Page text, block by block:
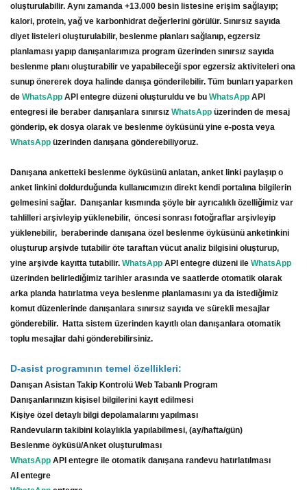
oluşturulabilir. Aynı zamanda +13.000 besin listesine erişim sağlayıp;
kalori, protein, yağ ve karbonhidrat değerlerini görülür. Sınırsız sayıda
diyet listeleri oluşturulabilir, beslenme planları sağlanıp, egzersiz
planlaması yapıp danışanlarımıza program üzerinden sınırsız sayıda
beslenme planı oluşturabilir ve yapabileceği spor egzersiz aktiviteleri ona
sunup önererek doya halinde danışa gönderilebilir. Tüm bunları yaparken
de WhatsApp API entegre düzeni oluşturuldu ve bu WhatsApp API
entegresi ile beraber danışanlara sınırsız WhatsApp üzerinden de mesaj
gönderip, ek dosya olarak ve beslenme öyküsünü yine e-posta veya
WhatsApp üzerinden danışana gönderebiliyoruz.
Danışana anketteki beslenme öyküsünü anlatan, anket linki paylaşıp o
anket linkini doldurduğunda kullanıcımızın direkt kendi portalına bilgilerin
gelmesini sağlar. Danışanlar kısmında şöyle bir ayrıcalıklı özelliğimiz var
tahlilleri arşivleyip yüklenebilir, öncesi sonrası fotoğraflar arşivleyip
yüklenebilir, beraberinde danışana özel beslenme öyküsünü anketinkini
oluşturup arşivde tutabilir öte taraftan vücut analiz bilgisini oluşturup,
yine arşivde kayıtta tutabilir. WhatsApp API entegre düzeni ile WhatsApp
üzerinden belirlediğimiz tarihler arasında ve saatlerde otomatik olarak
arka planda hatırlatma veya beslenme planlamasını ya da istediğimiz
komut düzenlerinde danışanlara sınırsız sayıda ve sürekli mesajlar
gönderebilir. Hatta sistem üzerinden kayıtlı olan danışanlara otomatik
toplu mesajlar dahi gönderebilirsiniz.
D-asist programının temel özellikleri:
Danışan Asistan Takip Kontrolü Web Tabanlı Program
Danışanlarınızın kişisel bilgilerini kayıt edilmesi
Kişiye özel detaylı bilgi depolamalarını yapılması
Randevuların takibini kolaylıkla yapılabilmesi, (ay/hafta/gün)
Beslenme öyküsü/Anket oluşturulması
WhatsApp API entegre ile otomatik danışana randevu hatırlatılması
AI entegre